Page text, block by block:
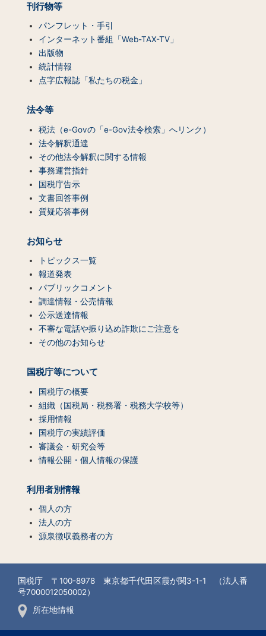
刊行物等
パンフレット・手引
インターネット番組「Web-TAX-TV」
出版物
統計情報
点字広報誌「私たちの税金」
法令等
税法（e-Govの「e-Gov法令検索」へリンク）
法令解釈通達
その他法令解釈に関する情報
事務運営指針
国税庁告示
文書回答事例
質疑応答事例
お知らせ
トピックス一覧
報道発表
パブリックコメント
調達情報・公売情報
公示送達情報
不審な電話や振り込め詐欺にご注意を
その他のお知らせ
国税庁等について
国税庁の概要
組織（国税局・税務署・税務大学校等）
採用情報
国税庁の実績評価
審議会・研究会等
情報公開・個人情報の保護
利用者別情報
個人の方
法人の方
源泉徴収義務者の方
国税庁 〒100-8978 東京都千代田区霞が関3-1-1 （法人番
号7000012050002）
所在地情報